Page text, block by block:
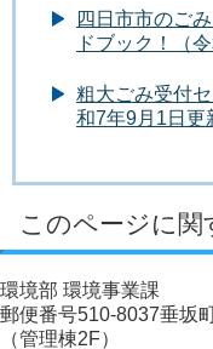
四日市市のご
ドブック！（
粗大ごみ受付
和7年9月1日更
このページに
環境部 環境事業課
郵便番号510-8037垂坂
（管理棟2F）